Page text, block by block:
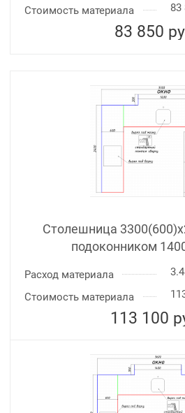
Стоимость материала
83
83 850
Столешница
подоконником
Расход материала
Стоимость материала
113 100